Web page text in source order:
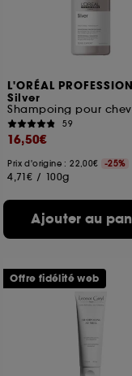
L'ORÉAL
Silver
59
16,50€
Prix d'origine : 22,00€ -25%
4,71€ / 100g
Ajouter au
Offre fidélité web